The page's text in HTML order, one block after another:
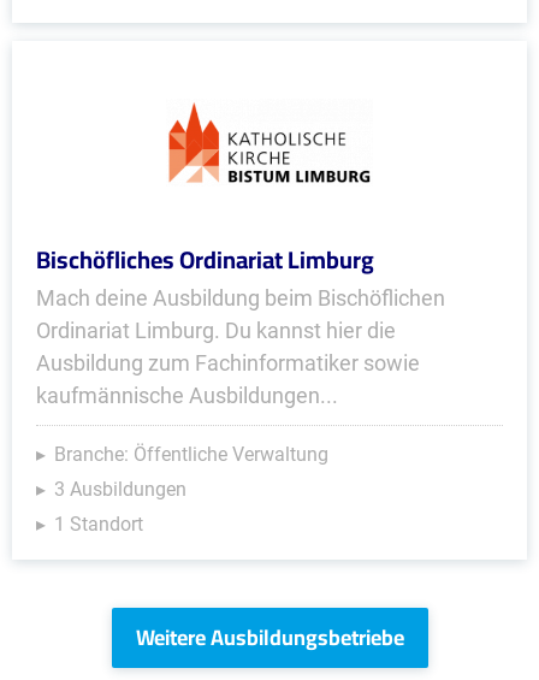
Bischöfliches Ordinariat Limburg
Mach deine Ausbildung beim Bischöflichen
Ordinariat Limburg. Du kannst hier die
Ausbildung zum Fachinformatiker sowie
kaufmännische Ausbildungen...
Branche: Öffentliche Verwaltung
3 Ausbildungen
1 Standort
Weitere Ausbildungsbetriebe